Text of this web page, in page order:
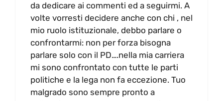
da dedicare ai commenti ed a seguirmi. A
volte vorresti decidere anche con chi , nel
mio ruolo istituzionale, debbo parlare o
confrontarmi: non per forza bisogna
parlare solo con il PD….nella mia carriera
mi sono confrontato con tutte le parti
politiche e la lega non fa eccezione. Tuo
malgrado sono sempre pronto a